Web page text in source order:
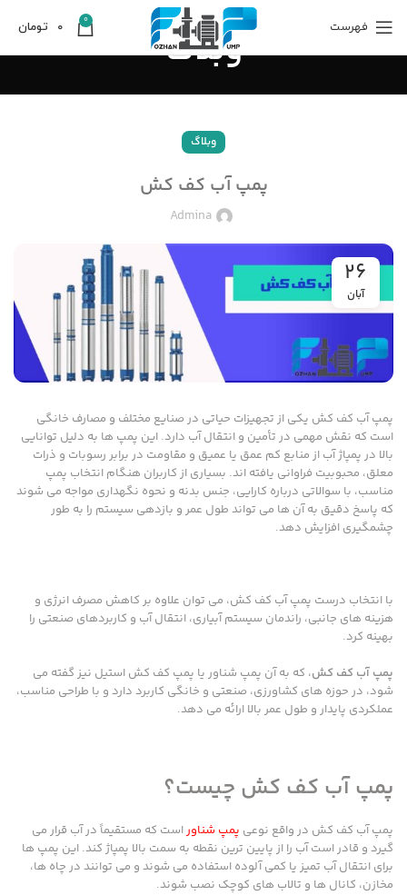
فهرست 0
0 تومان وبلاگ
وبلاگ
پمپ آب کف کش
Admina
26
آبان
پمپ آب کف کش یکی از تجهیزات حیاتی در صنایع مختلف و مصارف خانگی
است که نقش مهمی در تأمین و انتقال آب دارد. این پمپ ها به دلیل توانایی
بالا در پمپاژ آب از منابع کم عمق یا عمیق و مقاومت در برابر رسوبات و ذرات
معلق، محبوبیت فراوانی یافته اند. بسیاری از کاربران هنگام انتخاب پمپ
مناسب، با سوالاتی درباره کارایی، جنس بدنه و نحوه نگهداری مواجه می شوند
که پاسخ دقیق به آن ها می تواند طول عمر و بازدهی سیستم را به طور
چشمگیری افزایش دهد.
با انتخاب درست پمپ آب کف کش، می توان علاوه بر کاهش مصرف انرژی و
هزینه های جانبی، راندمان سیستم آبیاری، انتقال آب و کاربردهای صنعتی را
بهینه کرد.
پمپ آب کف کش، که به آن پمپ شناور یا پمپ کف کش استیل نیز گفته می
شود، در حوزه های کشاورزی، صنعتی و خانگی کاربرد دارد و با طراحی مناسب،
عملکردی پایدار و طول عمر بالا ارائه می دهد.
پمپ آب کف کش چیست؟
پمپ آب کف کش در واقع نوعی پمپ شناور است که مستقیماً در آب قرار می
گیرد و قادر است آب را از پایین ترین نقطه به سمت بالا پمپاژ کند. این پمپ ها
برای انتقال آب تمیز یا کمی آلوده استفاده می شوند و می توانند در چاه ها،
مخازن، کانال ها و تالاب های کوچک نصب شوند.